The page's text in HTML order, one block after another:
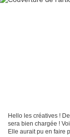
Hello les créatives !
sera bien chargée !
Elle aurait pu en faire